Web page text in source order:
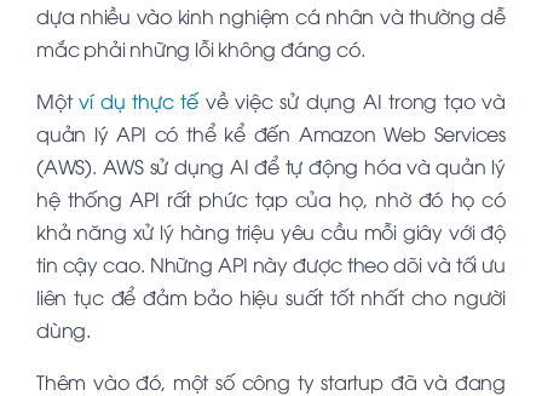
dựa nhiều vào kinh nghiệm cá nhân và thường dễ
mắc phải những lỗi không đáng có.
Mộtví dụ thực tếvề việc sử dụng AI trong tạo và
quản lý API có thể kể đến Amazon Web Services
(AWS). AWS sử dụng AI để tự động hóa và quản lý
hệ thống API rất phức tạp của họ, nhờ đó họ có
khả năng xử lý hàng triệu yêu cầu mỗi giây với độ
tin cậy cao. Những API này được theo dõi và tối ưu
liên tục để đảm bảo hiệu suất tốt nhất cho người
dùng.
Thêm vào đó, một số công ty startup đã và đang